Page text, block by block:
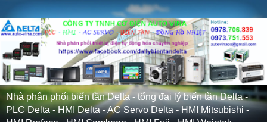
Nhà phân phối biến tần Delta - tổng đại lý biến tần Delta -
PLC Delta - HMI Delta - AC Servo Delta - HMI Mitsubishi -